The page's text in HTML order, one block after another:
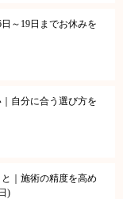
～19日までお休みを
自分に合う選び方を
｜施術の精度を高め